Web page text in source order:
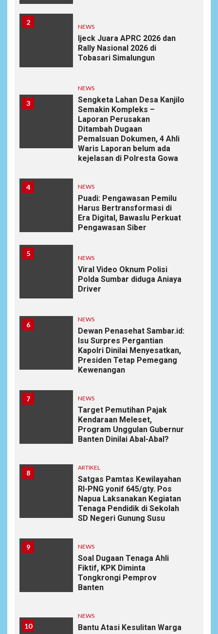
2
NEWS
Ijeck Juara APRC 2026 dan
Rally Nasional 2026 di
Tobasari Simalungun
3
NEWS
Sengketa Lahan Desa Kanjilo
Semakin Kompleks –
Laporan Perusakan
Ditambah Dugaan
Pemalsuan Dokumen, 4 Ahli
Waris Laporan belum ada
kejelasan di Polresta Gowa
4 NEWS
Puadi: Pengawasan Pemilu
Harus Bertransformasi di
Era Digital, Bawaslu Perkuat
Pengawasan Siber
5
NEWS
Viral Video Oknum Polisi
Polda Sumbar diduga Aniaya
Driver
6
NEWS
Dewan Penasehat Sambar.id:
Isu Surpres Pergantian
Kapolri Dinilai Menyesatkan,
Presiden Tetap Pemegang
Kewenangan
7 NEWS
Target Pemutihan Pajak
Kendaraan Meleset,
Program Unggulan Gubernur
Banten Dinilai Abal-Abal?
8
ARTIKEL
Satgas Pamtas Kewilayahan
RI-PNG yonif 645/gty. Pos
Napua Laksanakan Kegiatan
Tenaga Pendidik di Sekolah
SD Negeri Gunung Susu
9 NEWS
Soal Dugaan Tenaga Ahli
Fiktif, KPK Diminta
Tongkrongi Pemprov
Banten
10
NEWS
Bantu Atasi Kesulitan Warga